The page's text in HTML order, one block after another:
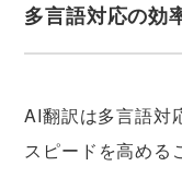
多言語対応の効
AI翻訳は多言語対
スピードを高める